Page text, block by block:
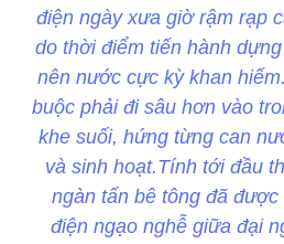
điện ngày xưa giờ rậm rạp
do thời điểm tiến hành
nên nước cực kỳ khan
buộc phải đi sâu hơn vào
khe suối, hứng từng can
và sinh hoạt.Tính tới đầu
ngàn tấn bê tông đã
điện ngạo nghễ giữa đại